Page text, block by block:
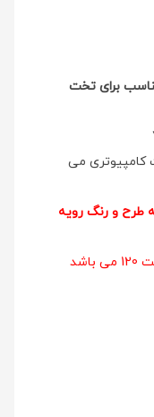
برای تخت
و دوخت کامپیوتری می
طرح و رنگ رویه